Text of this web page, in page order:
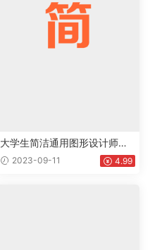
大学生简洁通用图形设计师个
人英文简历Word模板下载doc
2023-09-11 4.99